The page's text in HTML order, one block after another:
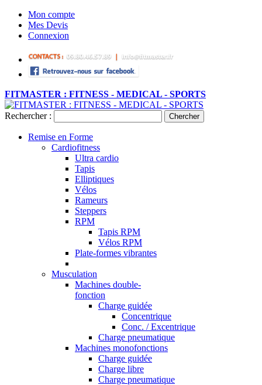
Mon compte
Mes Devis
Connexion
FITMASTER : FITNESS - MEDICAL - SPORTS
Rechercher : Chercher
Remise en Forme
Cardiofitness
Ultra cardio
Tapis
Elliptiques
Vélos
Rameurs
Steppers
RPM
Tapis RPM
Vélos RPM
Plate-formes vibrantes
Musculation
Machines double-
fonction
Charge guidée
Concentrique
Conc. / Excentrique
Charge pneumatique
Machines monofonctions
Charge guidée
Charge libre
Charge pneumatique